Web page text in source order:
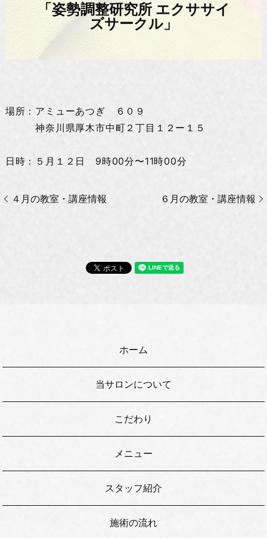
「姿勢調整研究所 エクササイ
ズサークル」
場所：アミューあつぎ ６０９
神奈川県厚木市中町２丁目１２ー１５
日時：５月１２日 9時00分〜11時00分
４月の教室・講座情報 ６月の教室・講座情報
ホーム
当サロンについて
こだわり
メニュー
スタッフ紹介
施術の流れ